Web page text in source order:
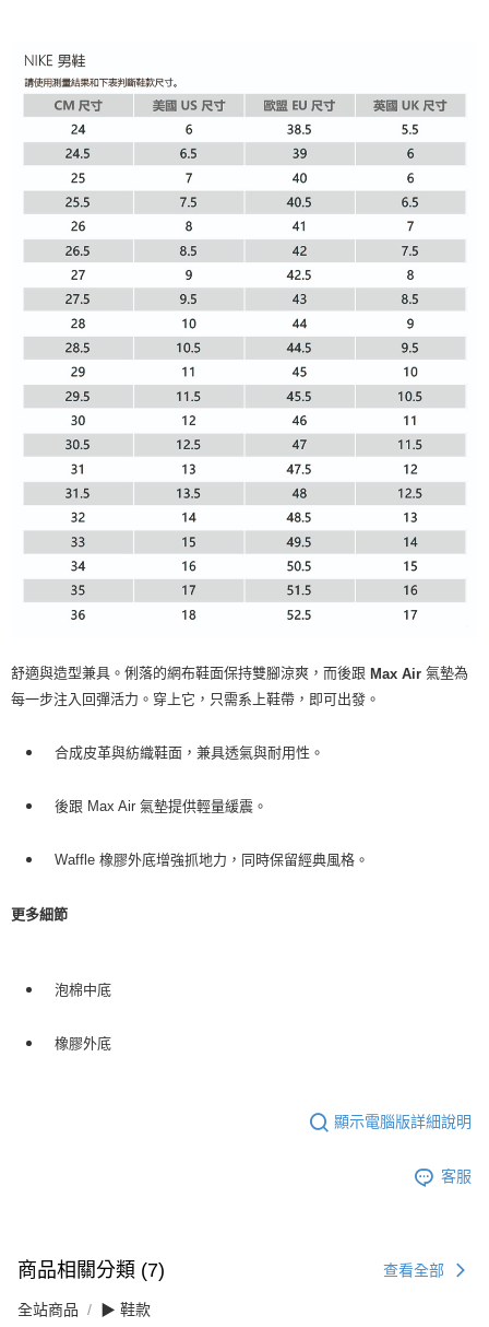
舒適與造型兼具。俐落的網布鞋面保持雙腳涼爽，而後跟 Max Air 氣墊為
每一步注入回彈活力。穿上它，只需系上鞋帶，即可出發。
合成皮革與紡織鞋面，兼具透氣與耐用性。
後跟 Max Air 氣墊提供輕量緩震。
Waffle 橡膠外底增強抓地力，同時保留經典風格。
更多細節
泡棉中底
橡膠外底
顯示電腦版詳細說明
客服
商品相關分類 (7) 查看全部
全站商品 ▶ 鞋款